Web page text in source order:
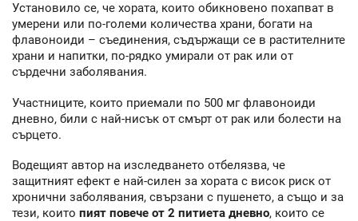
Установило се, че хората, които обикновено похапват в
умерени или по-големи количества храни, богати на
флавоноиди – съединения, съдържащи се в растителните
храни и напитки, по-рядко умирали от рак или от
сърдечни заболявания.
Участниците, които приемали по 500 мг флавоноиди
дневно, били с най-нисък от смърт от рак или болести на
сърцето.
Водещият автор на изследването отбелязва, че
защитният ефект е най-силен за хората с висок риск от
хронични заболявания, свързани с пушенето, а също и за
тези, които пият повече от 2 питиета дневно, които се